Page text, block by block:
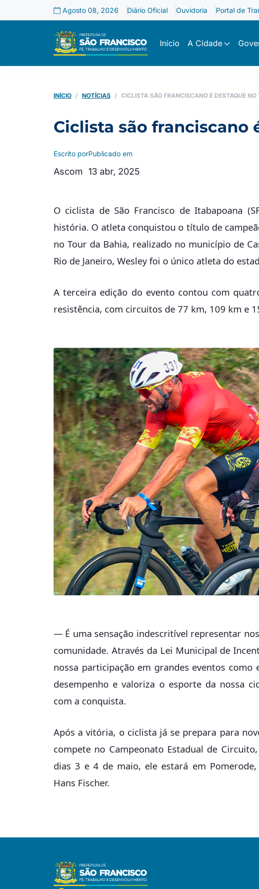
Agosto 08, 2026 Diário Oficial Ouvidoria Portal de
Início A Cidade
INÍCIO NOTÍCIAS CICLISTA SÃO FRANCISCANO É DESTAQUE
Ciclista são franciscano
Escrito por
Ascom
Publicado em
13 abr, 2025
O ciclista de São Francisco de Itabapoana
história. O atleta conquistou o título de
no Tour da Bahia, realizado no município de
Rio de Janeiro, Wesley foi o único atleta do
A terceira edição do evento contou com
resistência, com circuitos de 77 km, 109 km e
— É uma sensação indescritível representar
comunidade. Através da Lei Municipal de
nossa participação em grandes eventos como
desempenho e valoriza o esporte da nossa
com a conquista.
Após a vitória, o ciclista já se prepara para
compete no Campeonato Estadual de
dias 3 e 4 de maio, ele estará em
Hans Fischer.